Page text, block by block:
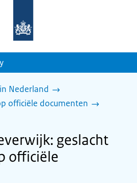
homepage
Nederland
officiële documenten
geslacht
officiële